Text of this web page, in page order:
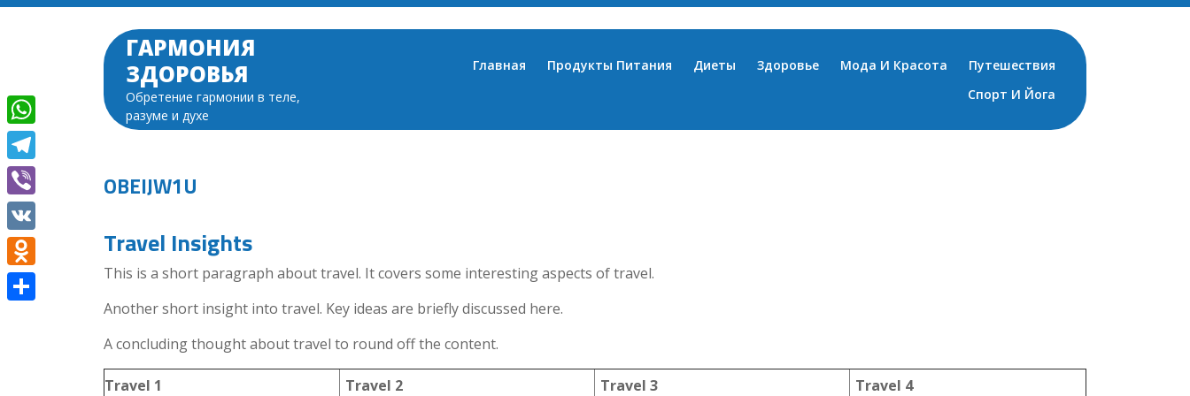
Перейти
ГАРМОНИЯ
ЗДОРОВЬЯ
Обретение гармонии в теле,
разуме и духе
Главная Продукты Питания Диеты Здоровье Мода И Красота
Путешествия
Спорт И Йога
OBEIJW1U
Travel Insights
This is a short paragraph about travel. It covers some interesting aspects of travel.
Another short insight into travel. Key ideas are briefly discussed here.
A concluding thought about travel to round off the content.
Travel 1 Travel 2 Travel 3
Travel 4
WhatsApp
Telegram
Viber
VK
Odnoklassniki